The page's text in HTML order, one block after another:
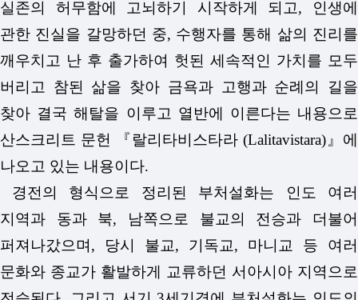
실존의 허무함에 고뇌하기 시작하게 되고, 인생에
관한 진실을 갈망하던 중, 수행자를 통해 삶의 진리를
깨우치고 난 후 출가하여 헛된 세속적인 가치를 모두
버리고 참된 삶을 찾아 금욕과 고행과 순례의 길을
찾아 결국 해탈을 이루고 열반에 이른다는 내용으로
산스크리트 문헌 『랄리타비스타라 (Lalitavistara)』에
나오고 있는 내용이다.
경전의 형식으로 정리된 부처설화는 인도 여러
지역과 동과 북, 남쪽으로 불교의 전승과 더불어
퍼져나갔으며, 당시 불교, 기독교, 마니교 등 여러
문화와 종교가 활발하게 교류하던 서아시아 지역으로